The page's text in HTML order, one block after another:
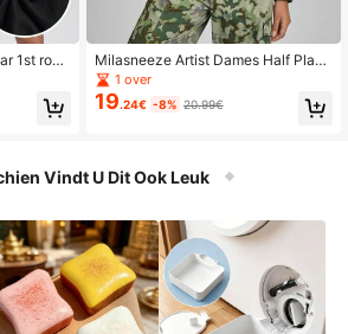
1st rond
vo
Milasneeze Artist Dames Half Plack
et Drop Shoulder Sweatshirt Met Le
tterborduurwerk En Rits, Festival
1 over
19.24€ -8% 20.99€
Vindt U Dit Ook Leuk